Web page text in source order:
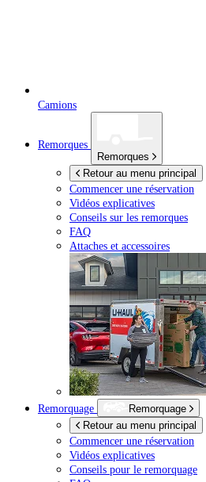
Camions
Remorques
Remorques
Retour au menu principal
Commencer une réservation
Vidéos explicatives
Conseils sur les remorques
FAQ
Attaches et accessoires
Remorquage
Remorquage
Retour au menu principal
Commencer une réservation
Vidéos explicatives
Conseils pour le remorquage